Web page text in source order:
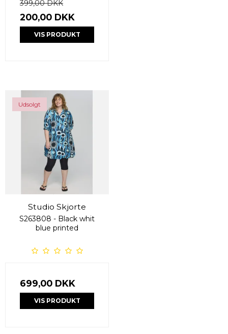
399,00 DKK
200,00 DKK
VIS PRODUKT
Udsolgt
Studio Skjorte
S263808 - Black whit
blue printed
699,00 DKK
VIS PRODUKT